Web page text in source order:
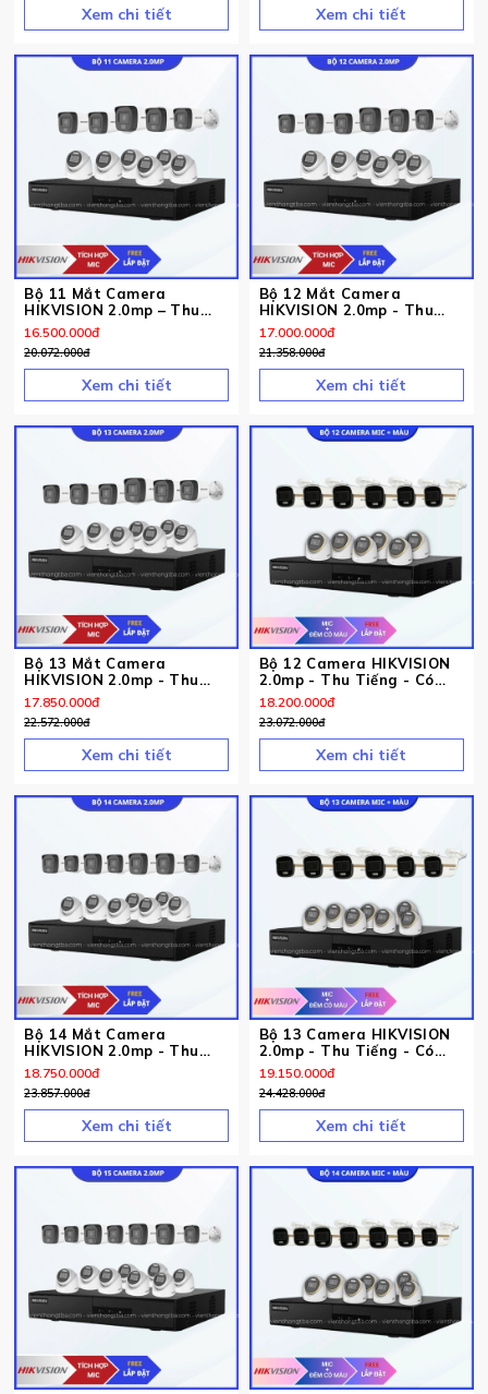
Xem chi tiết Xem chi tiết
Bộ 11 Mắt Camera
HIKVISION 2.0mp – Thu
Tiếng
16.500.000đ
20.072.000đ
Xem chi tiết
Bộ 12 Mắt Camera
HIKVISION 2.0mp - Thu
Tiếng
17.000.000đ
21.358.000đ
Xem chi tiết
Bộ 13 Mắt Camera
HIKVISION 2.0mp - Thu
Tiếng
17.850.000đ
22.572.000đ
Xem chi tiết
Bộ 12 Camera HIKVISION
2.0mp - Thu Tiếng - Có
Màu Ban Đêm
18.200.000đ
23.072.000đ
Xem chi tiết
Bộ 14 Mắt Camera
HIKVISION 2.0mp - Thu
Tiếng
18.750.000đ
23.857.000đ
Xem chi tiết
Bộ 13 Camera HIKVISION
2.0mp - Thu Tiếng - Có
Màu Ban Đêm
19.150.000đ
24.428.000đ
Xem chi tiết